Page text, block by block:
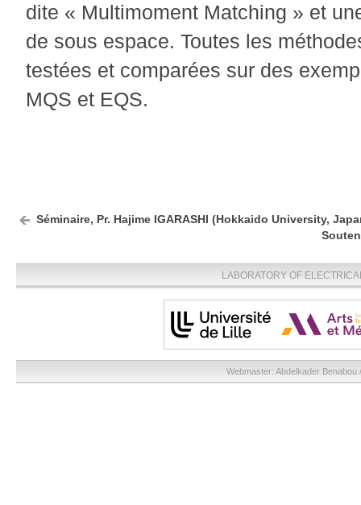
dite « Multimoment Matching » et
de sous espace. Toutes les
testées et comparées sur des
MQS et EQS.
Séminaire, Pr. Hajime IGARASHI (Hokkaido University,
LABORATORY OF
Webmaster: Abdelkader Benabou